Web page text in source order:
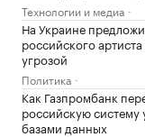
Технологии и медиа
На Украине
российского
угрозой
Политика
Как Газпромбанк
российскую систему
базами данных